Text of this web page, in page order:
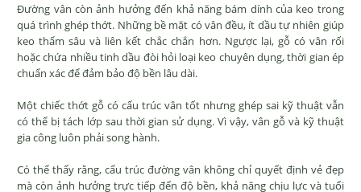
Đường vân còn ảnh hưởng đến khả năng bám dính của keo trong
quá trình ghép thớt. Những bề mặt có vân đều, ít dầu tự nhiên giúp
keo thấm sâu và liên kết chắc chắn hơn. Ngược lại, gỗ có vân rối
hoặc chứa nhiều tinh dầu đòi hỏi loại keo chuyên dụng, thời gian ép
chuẩn xác để đảm bảo độ bền lâu dài.
Một chiếc thớt gỗ có cấu trúc vân tốt nhưng ghép sai kỹ thuật vẫn
có thể bị tách lớp sau thời gian sử dụng. Vì vậy, vân gỗ và kỹ thuật
gia công luôn phải song hành.
Có thể thấy rằng, cấu trúc đường vân không chỉ quyết định vẻ đẹp
mà còn ảnh hưởng trực tiếp đến độ bền, khả năng chịu lực và tuổi